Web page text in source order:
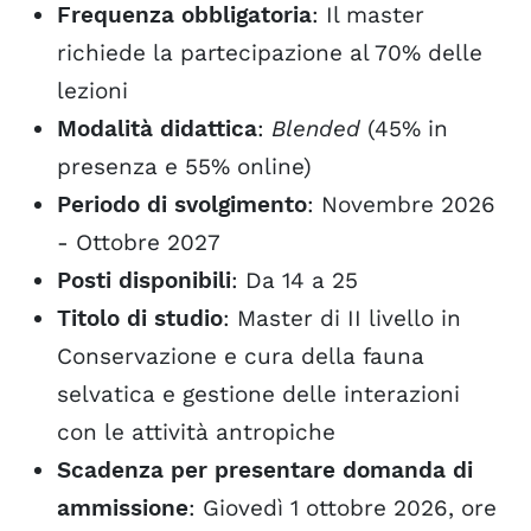
Frequenza obbligatoria: Il master
richiede la partecipazione al 70% delle
lezioni
Modalità didattica: Blended (45% in
presenza e 55% online)
Periodo di svolgimento: Novembre 2026
- Ottobre 2027
Posti disponibili: Da 14 a 25
Titolo di studio: Master di II livello in
Conservazione e cura della fauna
selvatica e gestione delle interazioni
con le attività antropiche
Scadenza per presentare domanda di
ammissione: Giovedì 1 ottobre 2026, ore